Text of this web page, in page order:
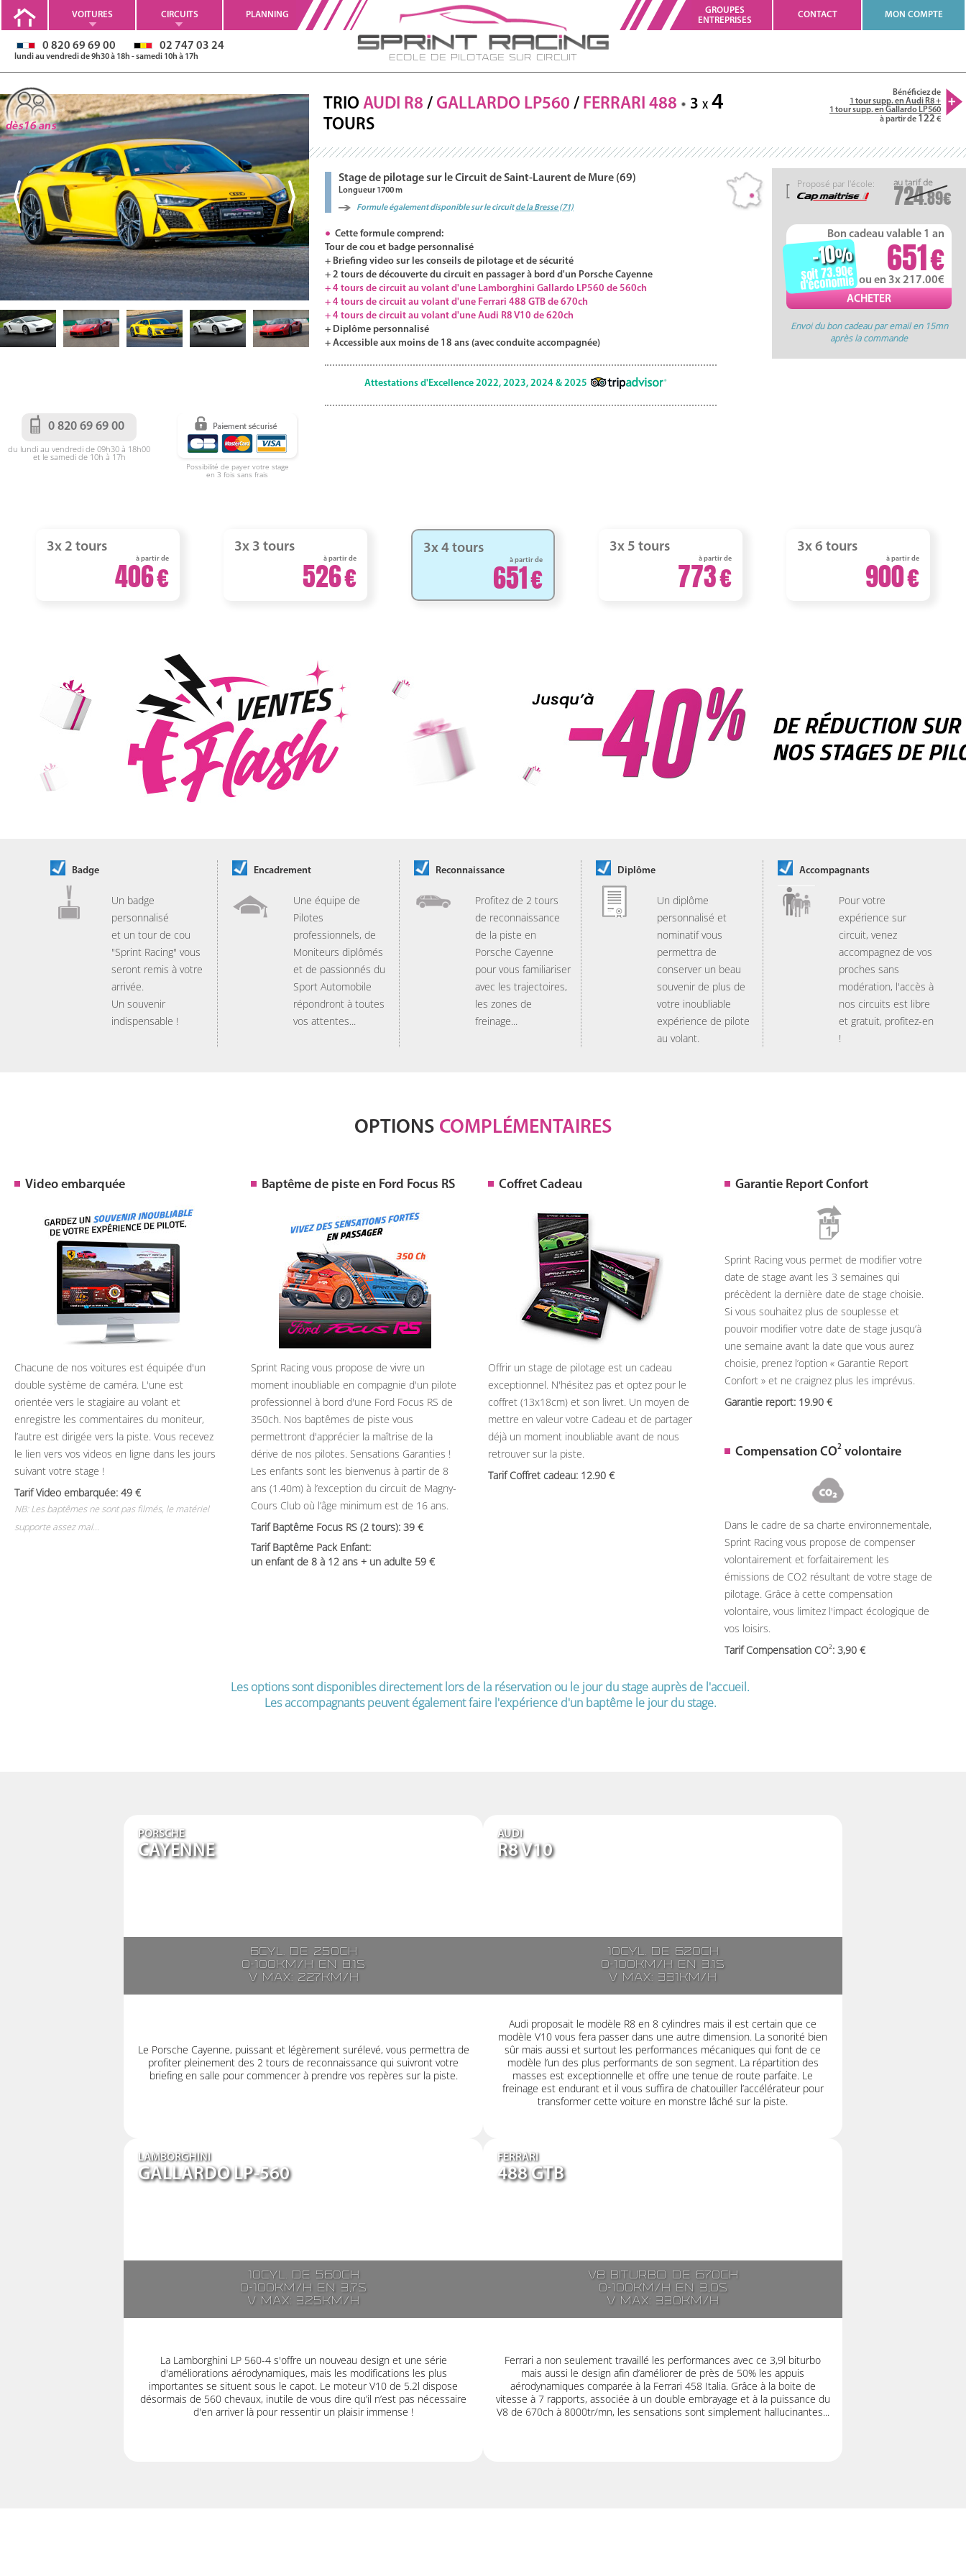
Ecole de Pilotage sur Circuit
VOITURES CIRCUITS PLANNING
GROUPES
ENTREPRISES
CONTACT MON COMPTE
0 820 69 69 00 02 747 03 24
lundi au vendredi de 9h30 à 18h - samedi 10h à 17h
Bénéficiez de
1 tour supp. en Audi R8 +
1 tour supp. en Gallardo LP560
à partir de 122
TRIO AUDI R8 / GALLARDO LP560 / FERRARI 488 3 X 4
TOURS
724.89
Proposé par l'école:
Bon cadeau valable 1 an
651
ou en 3x 217.00
-10%
soit 73.90
d'économie
Envoi du bon cadeau par email en 15mn
après la commande
Stage de pilotage sur le Circuit de Saint-Laurent de Mure (69)
Longueur 1700 m
Formule également disponible sur le circuitde la Bresse (71)
Cette formule comprend:
Tour de cou et badge personnalisé
+ Briefing video sur les conseils de pilotage et de sécurité
+ 2 tours de découverte du circuit en passager à bord d'un Porsche Cayenne
+ 4 tours de circuit au volant d'une Lamborghini Gallardo LP560 de 560ch
+ 4 tours de circuit au volant d'une Ferrari 488 GTB de 670ch
+ 4 tours de circuit au volant d'une Audi R8 V10 de 620ch
+ Diplôme personnalisé
+ Accessible aux moins de 18 ans (avec conduite accompagnée)
Attestations d'Excellence 2022, 2023, 2024 & 2025
0 820 69 69 00
du lundi au vendredi de 09h30 à 18h00
et le samedi de 10h à 17h
Possibilité de payer votre stage
en 3 fois sans frais
3x 2 tours
à partir de
406
3x 3 tours
à partir de
526
3x 4 tours
à partir de
651
3x 5 tours
à partir de
773
3x 6 tours
à partir de
900
Badge
Un badge
personnalisé
et un tour de cou
"Sprint Racing" vous
seront remis à votre
arrivée.
Un souvenir
indispensable !
Encadrement
Une équipe de
Pilotes
professionnels, de
Moniteurs diplômés
et de passionnés du
Sport Automobile
répondront à toutes
vos attentes...
Reconnaissance
Profitez de 2 tours
de reconnaissance
de la piste en
Porsche Cayenne
pour vous familiariser
avec les trajectoires,
les zones de
freinage...
Diplôme
Un diplôme
personnalisé et
nominatif vous
permettra de
conserver un beau
souvenir de plus de
votre inoubliable
expérience de pilote
au volant.
Accompagnants
Pour votre
expérience sur
circuit, venez
accompagnez de vos
proches sans
modération, l'accès à
nos circuits est libre
et gratuit, profitez-en
!
OPTIONS COMPLÉMENTAIRES
Video embarquée
Chacune de nos voitures est équipée d'un
double système de caméra. L'une est
orientée vers le stagiaire au volant et
enregistre les commentaires du moniteur,
l’autre est dirigée vers la piste. Vous recevez
le lien vers vos videos en ligne dans les jours
suivant votre stage !
Tarif Video embarquée: 49
NB: Les baptêmes ne sont pas filmés, le matériel
supporte assez mal...
Baptême de piste en Ford Focus RS
Sprint Racing vous propose de vivre un
moment inoubliable en compagnie d'un pilote
professionnel à bord d'une Ford Focus RS de
350ch. Nos baptêmes de piste vous
permettront d'apprécier la maîtrise de la
dérive de nos pilotes. Sensations Garanties !
Les enfants sont les bienvenus à partir de 8
ans (1.40m) à l’exception du circuit de Magny-
Cours Club où l’âge minimum est de 16 ans.
Tarif Baptême Focus RS (2 tours): 39
Tarif Baptême Pack Enfant:
un enfant de 8 à 12 ans + un adulte 59
Coffret Cadeau
Offrir un stage de pilotage est un cadeau
exceptionnel. N'hésitez pas et optez pour le
coffret (13x18cm) et son livret. Un moyen de
mettre en valeur votre Cadeau et de partager
déjà un moment inoubliable avant de nous
retrouver sur la piste.
Tarif Coffret cadeau: 12.90
Garantie Report Confort
Sprint Racing vous permet de modifier votre
date de stage avant les 3 semaines qui
précèdent la dernière date de stage choisie.
Si vous souhaitez plus de souplesse et
pouvoir modifier votre date de stage jusqu’à
une semaine avant la date que vous aurez
choisie, prenez l’option « Garantie Report
Confort » et ne craignez plus les imprévus.
Garantie report: 19.90
Compensation CO2volontaire
Dans le cadre de sa charte environnementale,
Sprint Racing vous propose de compenser
volontairement et forfaitairement les
émissions de CO2 résultant de votre stage de
pilotage. Grâce à cette compensation
volontaire, vous limitez l'impact écologique de
vos loisirs.
Tarif Compensation CO2: 3,90
Les options sont disponibles directement lors de la réservation ou le jour du stage auprès de l'accueil.
Les accompagnants peuvent également faire l'expérience d'un baptême le jour du stage.
PORSCHE
CAYENNE
6cyl. de 250ch
0-100km/h en 8.1s
V max: 227km/h
Le Porsche Cayenne, puissant et légèrement surélevé, vous permettra de
profiter pleinement des 2 tours de reconnaissance qui suivront votre
briefing en salle pour commencer à prendre vos repères sur la piste.
AUDI
R8 V10
10cyl. de 620ch
0-100km/h en 3.1s
V max: 331km/h
Audi proposait le modèle R8 en 8 cylindres mais il est certain que ce
modèle V10 vous fera passer dans une autre dimension. La sonorité bien
sûr mais aussi et surtout les performances mécaniques qui font de ce
modèle l’un des plus performants de son segment. La répartition des
masses est exceptionnelle et offre une tenue de route parfaite. Le
freinage est endurant et il vous suffira de chatouiller l’accélérateur pour
transformer cette voiture en monstre lâché sur la piste.
LAMBORGHINI
GALLARDO LP-560
10cyl. de 560ch
0-100km/h en 3,7s
V max: 325km/h
La Lamborghini LP 560-4 s'offre un nouveau design et une série
d'améliorations aérodynamiques, mais les modifications les plus
importantes se situent sous le capot. Le moteur V10 de 5.2l dispose
désormais de 560 chevaux, inutile de vous dire qu’il n’est pas nécessaire
d'en arriver là pour ressentir un plaisir immense !
FERRARI
488 GTB
V8 biturbo de 670ch
0-100km/h en 3,0s
V max: 330km/h
Ferrari a non seulement travaillé les performances avec ce 3,9l biturbo
mais aussi le design afin d’améliorer de près de 50% les appuis
aérodynamiques comparée à la Ferrari 458 Italia. Grâce à la boite de
vitesse à 7 rapports, associée à un double embrayage et à la puissance du
V8 de 670ch à 8000tr/mn, les sensations sont simplement hallucinantes...